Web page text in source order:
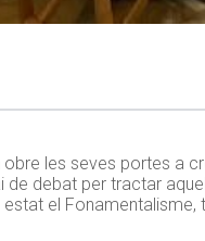
obre les seves portes a
de debat per tractar
el Fonamentalisme,